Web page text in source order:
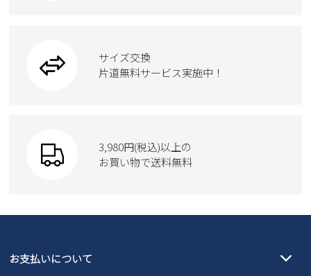
ウェア
moz
ブーツ
Parade
GAP
new balance
瞬足
トートバッグサイズ交換
片道無料サービス実施中！
3,980円(税込)以上の
お買い物で送料無料
お支払いについて